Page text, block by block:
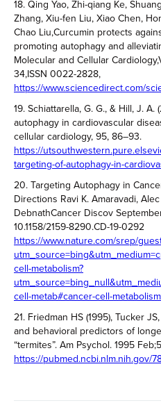
18. Qing Yao, Zhi-qiang Ke,
Zhang, Xiu-fen Liu, Xiao Chen,
Chao Liu,Curcumin protects
promoting autophagy and
Molecular and Cellular
34,ISSN 0022-2828,
https://www.sciencedirect.com/
19. Schiattarella, G. G., & Hill, J.
autophagy in cardiovascular
cellular cardiology, 95, 86–93.
https://
targeting-of-autophagy-in-
20. Targeting Autophagy in
Directions Ravi K. Amaravadi,
DebnathCancer Discov September
10.1158/2159-8290.CD-19-0292
https://www.nature.com/srep/
cell-metabolism?
cell-metab#cancer-cell-metabolism
21. Friedman HS (1995), Tucker
and behavioral predictors of
“termites”. Am Psychol. 1995
https://pubmed.ncbi.nlm.nih.gov/